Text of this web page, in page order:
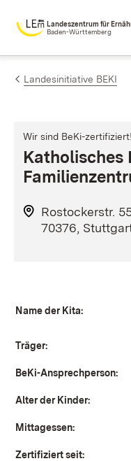
Zum Inhalt
Landeszentrum für
Baden-Württemberg
Landesinitiative BEKI
Wir sind BeKi-zertifiziert!
Katholisches
Rostockerstr.
70376,
Name der Kita:
Träger:
BeKi-Ansprechperson:
Alter der Kinder:
Mittagessen:
Zertifiziert seit: